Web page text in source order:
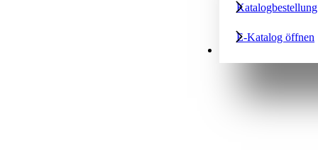
Katalogbestellung
E-Katalog öffnen